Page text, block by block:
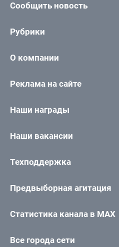
Сообщить новость
Рубрики
О компании
Реклама на сайте
Наши награды
Наши вакансии
Техподдержка
Предвыборная агитация
Статистика канала в MAX
Все города сети